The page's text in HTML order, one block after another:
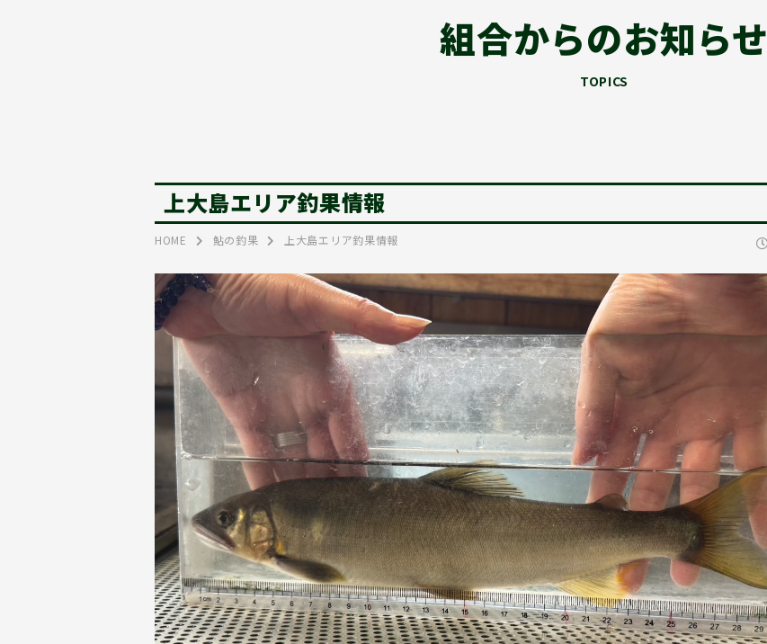
組合からのお知らせ
TOPICS
上大島エリア釣果情報
HOME 鮎の釣果 上大島エリア釣果情報